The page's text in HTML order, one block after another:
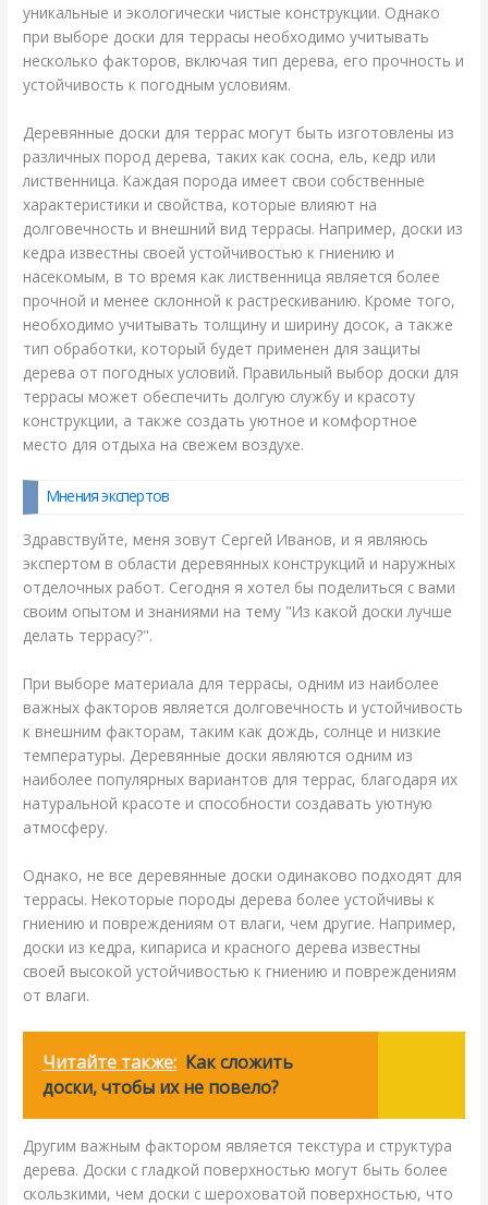
уникальные и экологически чистые конструкции. Однако
при выборе доски для террасы необходимо учитывать
несколько факторов, включая тип дерева, его прочность и
устойчивость к погодным условиям.
Деревянные доски для террас могут быть изготовлены из
различных пород дерева, таких как сосна, ель, кедр или
лиственница. Каждая порода имеет свои собственные
характеристики и свойства, которые влияют на
долговечность и внешний вид террасы. Например, доски из
кедра известны своей устойчивостью к гниению и
насекомым, в то время как лиственница является более
прочной и менее склонной к растрескиванию. Кроме того,
необходимо учитывать толщину и ширину досок, а также
тип обработки, который будет применен для защиты
дерева от погодных условий. Правильный выбор доски для
террасы может обеспечить долгую службу и красоту
конструкции, а также создать уютное и комфортное
место для отдыха на свежем воздухе.
Мнения экспертов
Здравствуйте, меня зовут Сергей Иванов, и я являюсь
экспертом в области деревянных конструкций и наружных
отделочных работ. Сегодня я хотел бы поделиться с вами
своим опытом и знаниями на тему "Из какой доски лучше
делать террасу?".
При выборе материала для террасы, одним из наиболее
важных факторов является долговечность и устойчивость
к внешним факторам, таким как дождь, солнце и низкие
температуры. Деревянные доски являются одним из
наиболее популярных вариантов для террас, благодаря их
натуральной красоте и способности создавать уютную
атмосферу.
Однако, не все деревянные доски одинаково подходят для
террасы. Некоторые породы дерева более устойчивы к
гниению и повреждениям от влаги, чем другие. Например,
доски из кедра, кипариса и красного дерева известны
своей высокой устойчивостью к гниению и повреждениям
от влаги.
Читайте также: Как сложить
доски, чтобы их не повело?
Другим важным фактором является текстура и структура
дерева. Доски с гладкой поверхностью могут быть более
скользкими, чем доски с шероховатой поверхностью, что